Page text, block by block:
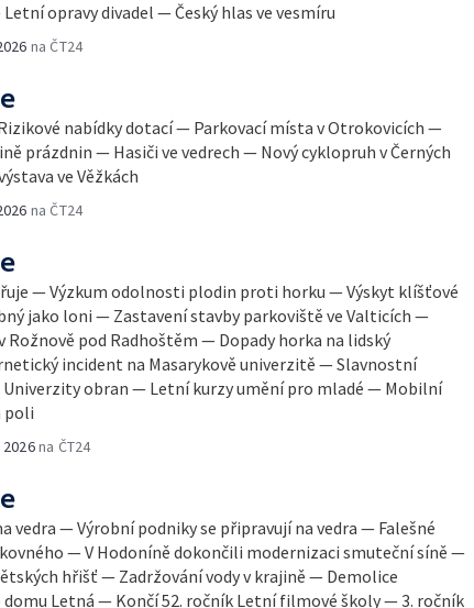
opravy divadel — Český hlas ve vesmíru
na ČT24
nabídky dotací — Parkovací místa v Otrokovicích —
prázdnin — Hasiči ve vedrech — Nový cyklopruh v Černých
ve Věžkách
na ČT24
— Výzkum odolnosti plodin proti horku — Výskyt klíšťové
jako loni — Zastavení stavby parkoviště ve Valticích —
Rožnově pod Radhoštěm — Dopady horka na lidský
incident na Masarykově univerzitě — Slavnostní
obran — Letní kurzy umění pro mladé — Mobilní
poli
2026na ČT24
vedra — Výrobní podniky se připravují na vedra — Falešné
— V Hodoníně dokončili modernizaci smuteční síně —
hřišť — Zadržování vody v krajině — Demolice
Letná — Končí 52. ročník Letní filmové školy — 3. ročník